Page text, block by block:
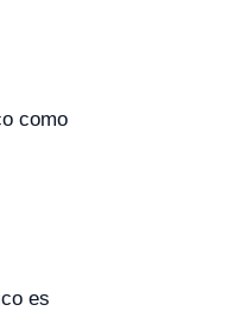
como
es